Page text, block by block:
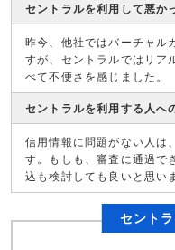
セントラルを利用して悪か
昨今、他社ではバーチャル
すが、セントラルではリア
べて不便さを感じました。
セントラルを利用する人へ
信用情報に問題がない人は
す。もしも、審査に通過で
込も検討しても良いと思い
セント